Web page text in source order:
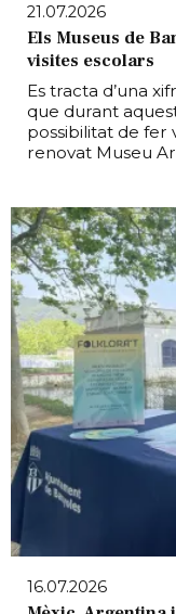
21.07.2026
Els Museus de
visites escolars
Es tracta d’una
que durant
possibilitat de fer
renovat Museu
16.07.2026